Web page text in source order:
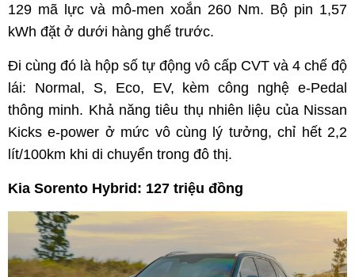
129 mã lực và mô-men xoắn 260 Nm. Bộ pin 1,57
kWh đặt ở dưới hàng ghế trước.
Đi cùng đó là hộp số tự động vô cấp CVT và 4 chế độ
lái: Normal, S, Eco, EV, kèm công nghệ e-Pedal
thông minh. Khả năng tiêu thụ nhiên liệu của Nissan
Kicks e-power ở mức vô cùng lý tưởng, chỉ hết 2,2
lít/100km khi di chuyển trong đô thị.
Kia Sorento Hybrid: 127 triệu đồng